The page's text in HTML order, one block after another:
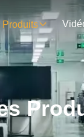
Produits